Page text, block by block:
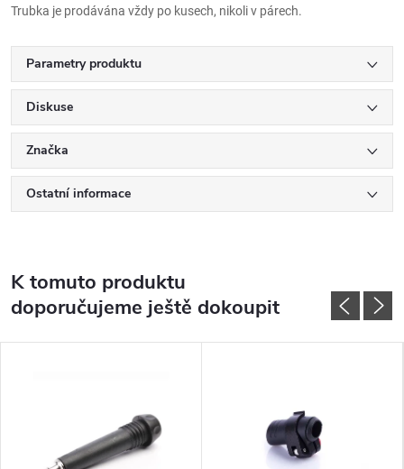
Trubka je prodávána vždy po kusech, nikoli v párech.
Parametry produktu
Diskuse
Značka
Ostatní informace
K tomuto produktu
doporučujeme ještě dokoupit